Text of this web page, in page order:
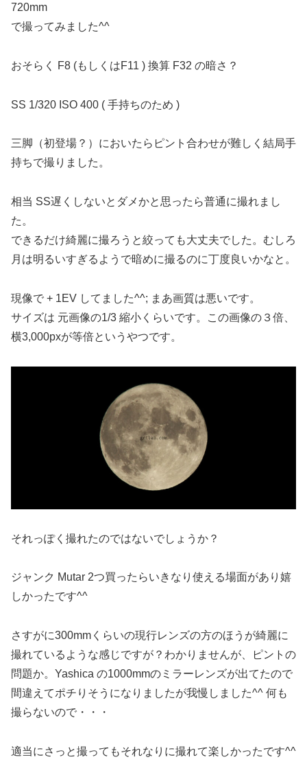
720mm
で撮ってみました^^
おそらく F8 (もしくはF11 ) 換算 F32 の暗さ？
SS 1/320 ISO 400 ( 手持ちのため )
三脚（初登場？）においたらピント合わせが難しく結局手
持ちで撮りました。
相当 SS遅くしないとダメかと思ったら普通に撮れまし
た。
できるだけ綺麗に撮ろうと絞っても大丈夫でした。むしろ
月は明るいすぎるようで暗めに撮るのに丁度良いかなと。
現像で + 1EV してました^^; まあ画質は悪いです。
サイズは 元画像の1/3 縮小くらいです。この画像の３倍、
横3,000pxが等倍というやつです。
それっぽく撮れたのではないでしょうか？
ジャンク Mutar 2つ買ったらいきなり使える場面があり嬉
しかったです^^
さすがに300mmくらいの現行レンズの方のほうが綺麗に
撮れているような感じですが？わかりませんが、ピントの
問題か。Yashica の1000mmのミラーレンズが出てたので
間違えてポチりそうになりましたが我慢しました^^ 何も
撮らないので・・・
適当にさっと撮ってもそれなりに撮れて楽しかったです^^